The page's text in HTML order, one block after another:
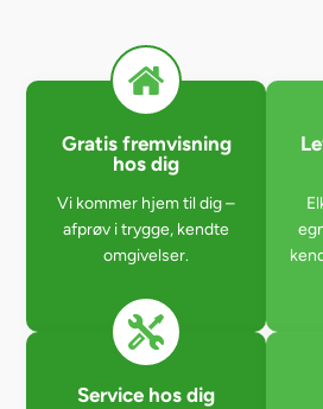
Gratis fremvisning
hos dig
Vi kommer hjem til dig –
afprøv i trygge, kendte
omgivelser.
Service hos dig